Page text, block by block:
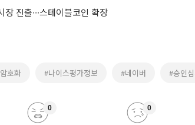
진출∙∙∙스테이블코인 확장
호화 #나이스평가정보 #네이버 #승인
0 0